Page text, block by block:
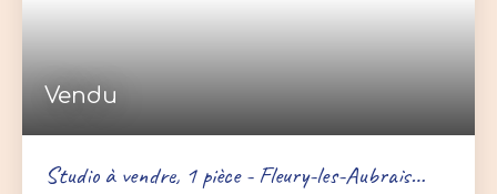
Vendu
Studio à vendre, 1 pièce - Fleury-les-Aubrais